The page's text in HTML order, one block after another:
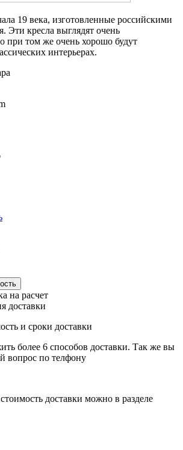
19 века, изготовленные российскими
Эти кресла выглядят очень
при том же очень хорошо будут
интерьерах.
на расчет
доставки
и сроки доставки
более 6 способов доставки. Так же вы
вопрос по телфону
доставки можно в разделе